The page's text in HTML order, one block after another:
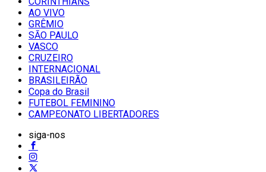
AO VIVO
GRÊMIO
SĀO PAULO
VASCO
CRUZEIRO
INTERNACIONAL
BRASILEIRÃO
Copa do Brasil
FUTEBOL FEMININO
CAMPEONATO LIBERTADORES
siga-nos